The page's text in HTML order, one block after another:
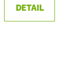
DETAIL